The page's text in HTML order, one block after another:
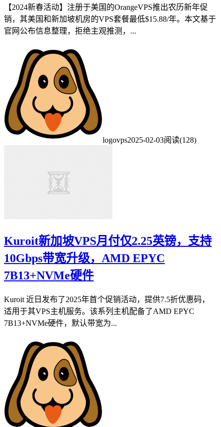
【2024新春活动】注册于美国的OrangeVPS推出农历新年促
销，其美国和新加坡机房的VPS套餐最低$15.88/年。本文基于
官网公布信息整理，拒绝主观推测，...
logovps2025-02-03阅读(128)
Kuroit新加坡VPS月付仅2.25英镑，支持
10Gbps带宽升级，AMD EPYC
7B13+NVMe硬件
Kuroit 近日发布了2025年首个促销活动，提供7.5折优惠码，
适用于其VPS主机服务。该系列主机配备了AMD EPYC
7B13+NVMe硬件，默认带宽为...